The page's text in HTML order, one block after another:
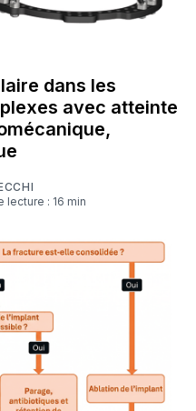
dans les
avec atteinte
lecture : 16 min